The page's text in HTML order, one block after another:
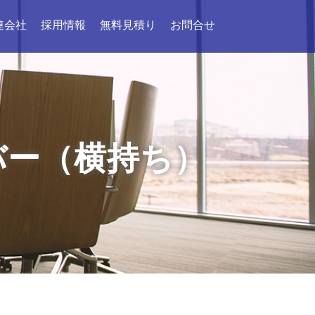
会社 採用情報 無料見積り お問合せ
（横持ち）